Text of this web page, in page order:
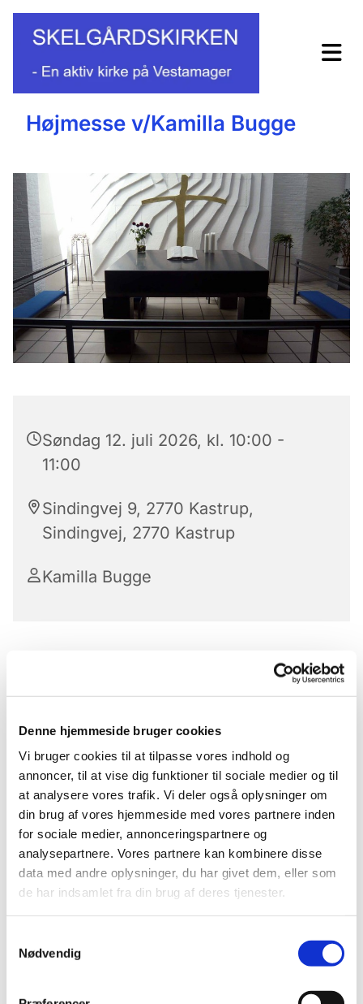
Denne hjemmeside bruger cookies
Vi bruger cookies til at tilpasse vores indhold og
annoncer, til at vise dig funktioner til sociale medier og til
at analysere vores trafik. Vi deler også oplysninger om
din brug af vores hjemmeside med vores partnere inden
for sociale medier, annonceringspartnere og
analysepartnere. Vores partnere kan kombinere disse
data med andre oplysninger, du har givet dem, eller som
de har indsamlet fra din brug af deres tjenester.
Nødvendig
Højmesse v/Kamilla Bugge
Søndag 12. juli 2026, kl. 10:00 -
11:00
Sindingvej 9, 2770 Kastrup,
Sindingvej, 2770 Kastrup
Kamilla Bugge
Du vil måske også kunne